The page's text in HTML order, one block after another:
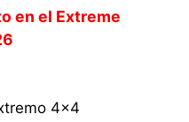
en el Extreme
4×4